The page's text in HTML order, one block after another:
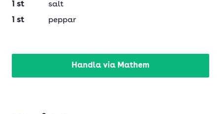
1 st
salt
1 st peppar
Handla via Mathem